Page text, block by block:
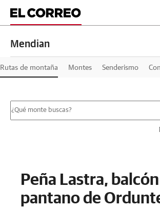
Mendian
Rutas de montaña Montes Senderismo
Peña Lastra,
pantano de